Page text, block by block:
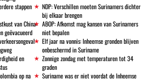
stappen
NDP: Verschillen moeten Surinamers dichter
bij elkaar brengen
van China:
geëvacueerd
ABOP: Afkomst mag kansen van Surinamers
niet bepalen
Elf jaar na vonnis: Inheemse gronden blijven
onbeschermd in Suriname
en
Zonnige zondag met temperaturen tot 34
graden
op na
Suriname was er niet voordat de Inheemse